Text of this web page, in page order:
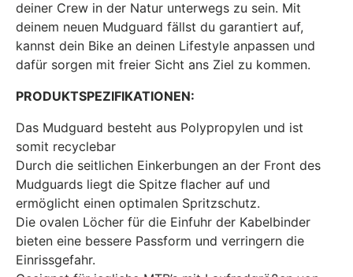
deiner Crew in der Natur unterwegs zu sein. Mit
deinem neuen Mudguard fällst du garantiert auf,
kannst dein Bike an deinen Lifestyle anpassen und
dafür sorgen mit freier Sicht ans Ziel zu kommen.
PRODUKTSPEZIFIKATIONEN:
Das Mudguard besteht aus Polypropylen und ist
somit recyclebar
Durch die seitlichen Einkerbungen an der Front des
Mudguards liegt die Spitze flacher auf und
ermöglicht einen optimalen Spritzschutz.
Die ovalen Löcher für die Einfuhr der Kabelbinder
bieten eine bessere Passform und verringern die
Einrissgefahr.